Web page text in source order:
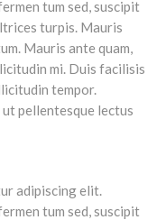
tum sed, suscipit
turpis. Mauris
Mauris ante quam,
mi. Duis facilisis
tempor.
pellentesque lectus
adipiscing elit.
tum sed, suscipit